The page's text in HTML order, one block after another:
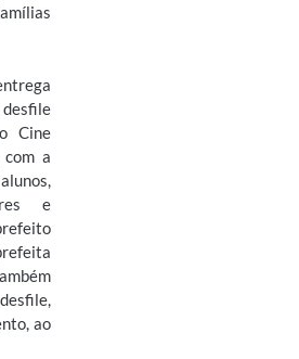
Cine
com a
e
ao